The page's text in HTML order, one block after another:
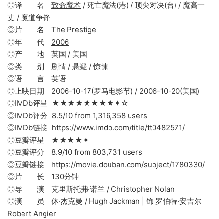
◎译 名 致命魔术 / 死亡魔法(港) / 顶尖对决(台) / 魔高一
丈 / 魔道争锋
◎片 名 The Prestige
◎年 代 2006
◎产 地 英国 / 美国
◎类 别 剧情 / 悬疑 / 惊悚
◎语 言 英语
◎上映日期 2006-10-17(罗马电影节) / 2006-10-20(美国)
◎IMDb评星 ★★★★★★★★✦☆
◎IMDb评分 8.5/10 from 1,316,358 users
◎IMDb链接 https://www.imdb.com/title/tt0482571/
◎豆瓣评星 ★★★★✦
◎豆瓣评分 8.9/10 from 803,731 users
◎豆瓣链接 https://movie.douban.com/subject/1780330/
◎片 长 130分钟
◎导 演 克里斯托弗·诺兰 / Christopher Nolan
◎演 员 休·杰克曼 / Hugh Jackman | 饰 罗伯特·安吉尔
Robert Angier